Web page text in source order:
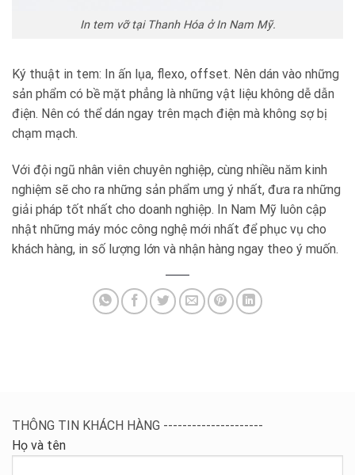
In tem vỡ tại Thanh Hóa ở In Nam Mỹ.
Ký thuật in tem: In ấn lụa, flexo, offset. Nên dán vào những
sản phẩm có bề mặt phẳng là những vật liệu không dễ dẫn
điện. Nên có thể dán ngay trên mạch điện mà không sợ bị
chạm mạch.
Với đội ngũ nhân viên chuyên nghiệp, cùng nhiều năm kinh
nghiệm sẽ cho ra những sản phẩm ưng ý nhất, đưa ra những
giải pháp tốt nhất cho doanh nghiệp. In Nam Mỹ luôn cập
nhật những máy móc công nghệ mới nhất để phục vụ cho
khách hàng, in số lượng lớn và nhận hàng ngay theo ý muốn.
THÔNG TIN KHÁCH HÀNG ---------------------
Họ và tên